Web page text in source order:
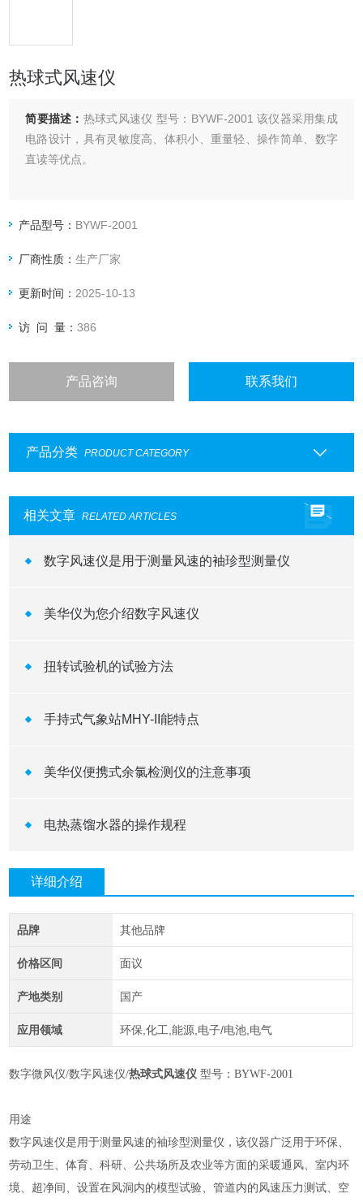
热球式风速仪
简要描述： 热球式风速仪 型号：BYWF-2001 该仪器采用集成
电路设计，具有灵敏度高、体积小、重量轻、操作简单、数字
直读等优点。
产品型号： BYWF-2001
厂商性质：生产厂家
更新时间： 2025-10-13
访 问 量：386
产品咨询 联系我们
产品分类 PRODUCT CATEGORY
相关文章 RELATED ARTICLES
数字风速仪是用于测量风速的袖珍型测量仪
美华仪为您介绍数字风速仪
扭转试验机的试验方法
手持式气象站MHY-II能特点
美华仪便携式余氯检测仪的注意事项
电热蒸馏水器的操作规程
详细介绍
品牌 其他品牌
价格区间 面议
产地类别 国产
应用领域 环保,化工,能源,电子/电池,电气
数字微风仪/数字风速仪/热球式风速仪 型号：BYWF-2001
用途
数字风速仪是用于测量风速的袖珍型测量仪，该仪器广泛用于环保、
劳动卫生、体育、科研、公共场所及农业等方面的采暖通风、室内环
境、超净间、设置在风洞内的模型试验、管道内的风速压力测试、空